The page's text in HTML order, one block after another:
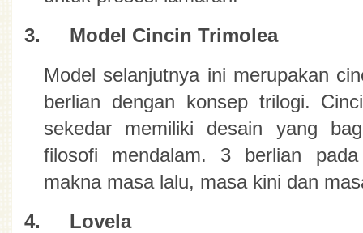
3.
Model Cincin Trimolea
Model selanjutnya ini merupakan
berlian dengan konsep trilogi.
sekedar memiliki desain yang
filosofi mendalam. 3 berlian
makna masa lalu, masa kini dan
4.
Lovela